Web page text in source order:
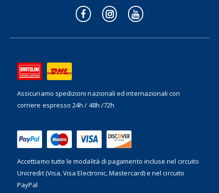
Assicuriamo spedizioni nazionali ed internazionalicon
corriere espresso 24h / 48h /72h
Accettiamo tutte le modalità di pagamento incluse nel circuito
Unicredit (Visa, Visa Electronic, Mastercard) e nel circuito
PayPal